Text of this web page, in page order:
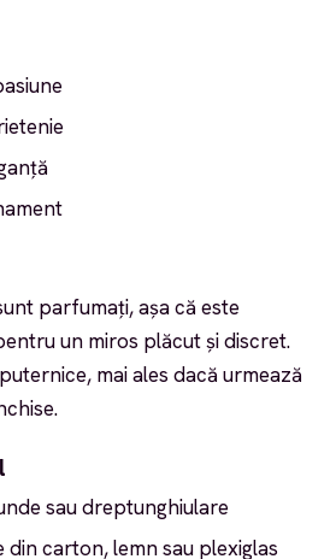
parfumați, așa că este
un miros plăcut și discret.
mai ales dacă urmează
sau dreptunghiulare
din carton, lemn sau plexiglas